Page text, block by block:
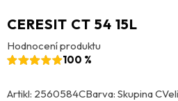
CERESIT CT 54 15L
Hodnocení produktu
100 %
Artikl: 2560584CBarva: Skupina C